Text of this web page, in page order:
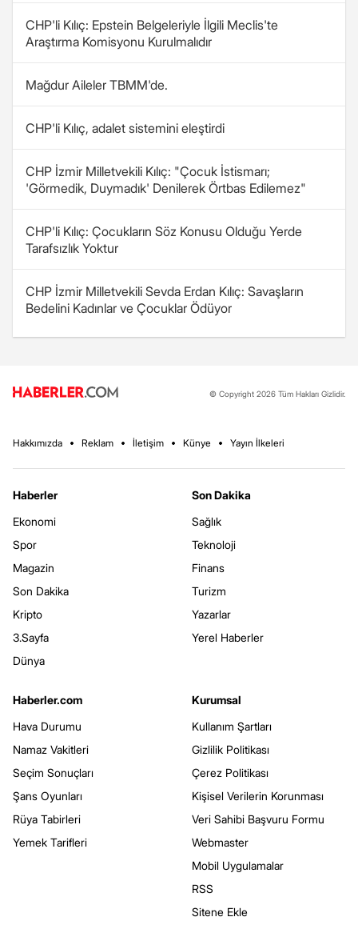
CHP'li Kılıç: Epstein Belgeleriyle İlgili Meclis'te
Araştırma Komisyonu Kurulmalıdır
Mağdur Aileler TBMM'de.
CHP'li Kılıç, adalet sistemini eleştirdi
CHP İzmir Milletvekili Kılıç: "Çocuk İstismarı;
'Görmedik, Duymadık' Denilerek Örtbas Edilemez"
CHP'li Kılıç: Çocukların Söz Konusu Olduğu Yerde
Tarafsızlık Yoktur
CHP İzmir Milletvekili Sevda Erdan Kılıç: Savaşların
Bedelini Kadınlar ve Çocuklar Ödüyor
© Copyright 2026 Tüm Hakları Gizlidir.
Hakkımızda Reklam İletişim Künye Yayın İlkeleri
Haberler
Ekonomi
Spor
Magazin
Son Dakika
Kripto
3.Sayfa
Dünya
Son Dakika
Sağlık
Teknoloji
Finans
Turizm
Yazarlar
Yerel Haberler
Haberler.com
Hava Durumu
Namaz Vakitleri
Seçim Sonuçları
Şans Oyunları
Rüya Tabirleri
Yemek Tarifleri
Kurumsal
Kullanım Şartları
Gizlilik Politikası
Çerez Politikası
Kişisel Verilerin Korunması
Veri Sahibi Başvuru Formu
Webmaster
Mobil Uygulamalar
RSS
Sitene Ekle